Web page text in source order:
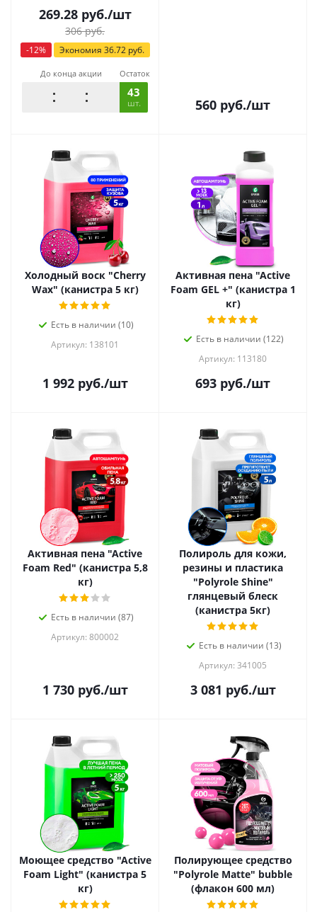
269.28руб./шт
306руб.
-12% Экономия 36.72руб.
До конца акции Остаток
43
шт. 560 руб./шт
Холодный воск "Cherry
Wax" (канистра 5 кг)
Есть в наличии (10)
Артикул: 138101
1 992руб./шт
Активная пена "Active
Foam GEL +" (канистра 1
кг)
Есть в наличии (122)
Артикул: 113180
693 руб./шт
Активная пена "Active
Foam Red" (канистра 5,8
кг)
Есть в наличии (87)
Артикул: 800002
1 730руб./шт
Полироль для кожи,
резины и пластика
"Polyrole Shine"
глянцевый блеск
(канистра 5кг)
Есть в наличии (13)
Артикул: 341005
3 081 руб./шт
Моющее средство "Active
Foam Light" (канистра 5
кг)
Полирующее средство
"Polyrole Matte" bubble
(флакон 600 мл)